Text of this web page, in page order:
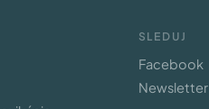
SLEDUJ
Facebook
Newsletter